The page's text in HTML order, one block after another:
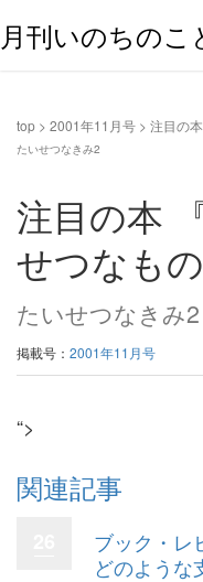
月刊いのちのこ
top > 2001年11月号 > 注目の
たいせつなきみ2
注目の本
せつなもの
たいせつなきみ2
掲載号： 2001年11月号
“>
関連記事
ブック・レ
どのような